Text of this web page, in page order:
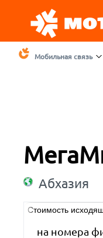
Мобильная связь
Абхазия
Стоимость
на номера